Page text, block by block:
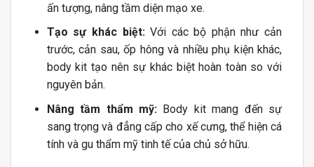
ấn tượng, nâng tầm diện mạo xe.
Tạo sự khác biệt:Với các bộ phận như cản
trước, cản sau, ốp hông và nhiều phụ kiện khác,
body kit tạo nên sự khác biệt hoàn toàn so với
nguyên bản.
Nâng tầm thẩm mỹ: Body kit mang đến sự
sang trọng và đẳng cấp cho xế cưng, thể hiện cá
tính và gu thẩm mỹ tinh tế của chủ sở hữu.